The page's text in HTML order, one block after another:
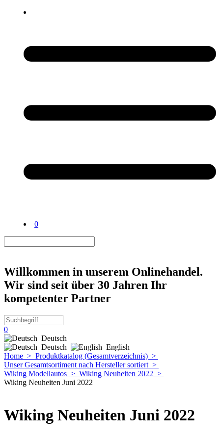
0
Willkommen in unserem Onlinehandel.
Wir sind seit über 30 Jahren Ihr
kompetenter Partner
0
Deutsch
Deutsch
English
Home > Produktkatalog (Gesamtverzeichnis) >
Unser Gesamtsortiment nach Hersteller sortiert >
Wiking Modellautos > Wiking Neuheiten 2022 >
Wiking Neuheiten Juni 2022
Wiking Neuheiten Juni 2022